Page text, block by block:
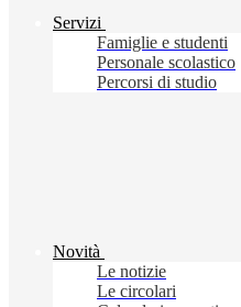
Servizi
Famiglie e studenti
Personale scolastico
Percorsi di studio
Novità
Le notizie
Le circolari